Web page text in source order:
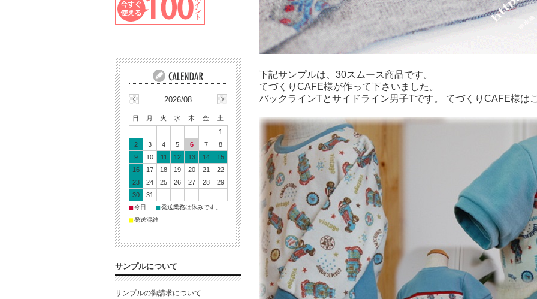
下記サンプルは、30スムース商品です。
てづくりCAFE様が作って下さいました。
バックラインTとサイドライン男子Tです。 てづくりCAFE様は
2026/08
日 月 火 水 木 金
土
1
2
3 4 5 6 7
8
9
10 11 12 13 14
15
16
17 18 19 20 21
22
23
24 25 26 27 28
29
30
31
■今日 ■発送業務は休みです。
■発送混雑
サンプルについて
サンプルの御請求について